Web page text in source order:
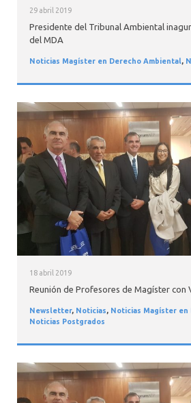
29 abril 2019
Presidente del Tribunal Ambiental
del MDA
Noticias Magíster en Derecho Ambiental,
18 abril 2019
Reunión de Profesores de Magíster con
Newsletter, Noticias, Noticias Magíster en
Noticias Postgrados